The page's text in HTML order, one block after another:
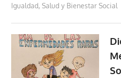
Igualdad, Salud y Bienestar Social